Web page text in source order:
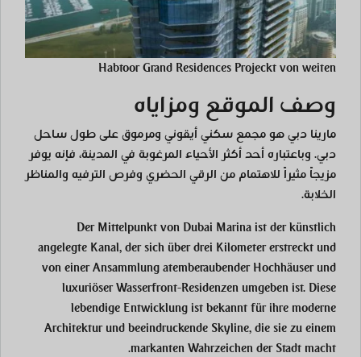
Habtoor Grand Residences Projeckt von weiten
وصف الموقع ومزاياه
مارينا دبي هو مجمع سكني أيقوني ومرموق على طول ساحل
دبي. وباعتباره أحد أكثر الأحياء المرغوبة في المدينة، فإنه يوفر
مزيجاً مثيراً للاهتمام من الرقي الحضري وفرص الترفيه والمناظر
الخلابة.
Der Mittelpunkt von Dubai Marina ist der künstlich
angelegte Kanal, der sich über drei Kilometer erstreckt und
von einer Ansammlung atemberaubender Hochhäuser und
luxuriöser Wasserfront-Residenzen umgeben ist. Diese
lebendige Entwicklung ist bekannt für ihre moderne
Architektur und beeindruckende Skyline, die sie zu einem
markanten Wahrzeichen der Stadt macht.